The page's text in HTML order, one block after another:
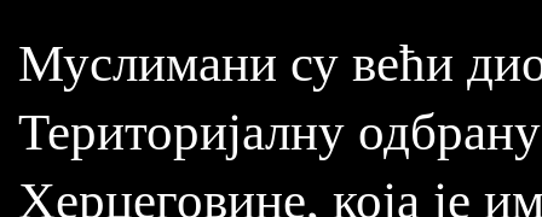
Муслимани су већи
Територијалну
Херцеговине, која је